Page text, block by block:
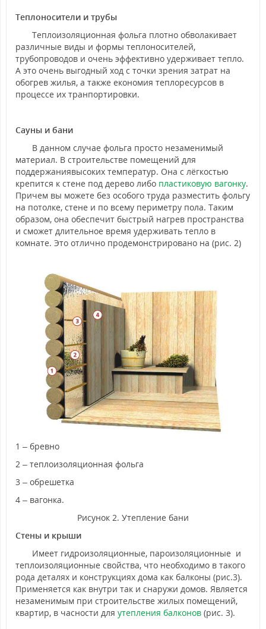
Теплоносители и трубы
Теплоизоляционная фольга плотно обволакивает
различные виды и формы теплоносителей,
трубопроводов и очень эффективно удерживает тепло.
А это очень выгодный ход с точки зрения затрат на
обогрев жилья, а также економия теплоресурсов в
процессе их транпортировки.
Сауны и бани
В данном случае фольга просто незаменимый
материал. В строительстве помещений для
поддержаниявысоких температур. Она с лёгкостью
крепится к стене под дерево либо пластиковую вагонку.
Причем вы можете без особого труда разместить фольгу
на потолке, стене и по всему периметру пола. Таким
образом, она обеспечит быстрый нагрев пространства
и сможет длительное время удерживать тепло в
комнате. Это отлично продемонстрировано на (рис. 2)
1 – бревно
2 – теплоизоляционная фольга
3 – обрешетка
4 – вагонка.
Рисунок 2. Утепление бани
Стены и крыши
Имеет гидроизоляционные, пароизоляционные и
теплоизоляционные свойства, что необходимо в такого
рода деталях и конструкциях дома как балконы (рис.3).
Применяется как внутри так и снаружи домов. Является
незаменимым при строительстве жилых помещений,
квартир, в часности для утепления балконов (рис. 3).